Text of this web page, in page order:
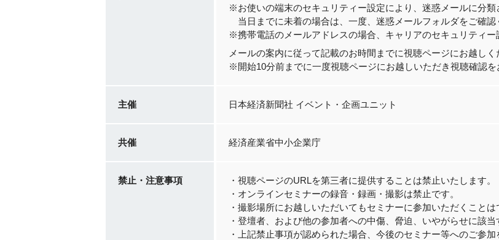
※お使いの端末のセキュリティー設定により、迷惑メールに分類
当日までに未着の場合は、一度、迷惑メールフォルダをご確認
※携帯電話のメールアドレスの場合、キャリアのセキュリティー
メールの案内に従って記載のお時間までに視聴ページにお越しく
※開始10分前までに一度視聴ページにお越しいただき視聴確認を
主催 日本経済新聞社 イベント・企画ユニット
共催 経済産業省中小企業庁
禁止・注意事項
・視聴ページのURLを第三者に提供することは禁止いたします。
・オンラインセミナーの録音・録画・撮影は禁止です。
・撮影場所にお越しいただいてもセミナーに参加いただくことは
・登壇者、および他の参加者への中傷、脅迫、いやがらせに該当
・上記禁止事項が認められた場合、今後のセミナー等へのご参